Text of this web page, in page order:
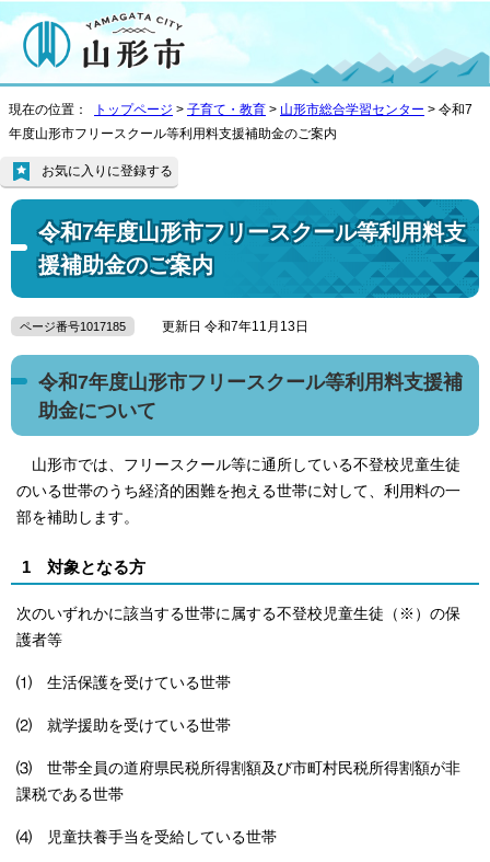
現在の位置： トップページ > 子育て・教育 > 山形市総合学習センター > 令和7
年度山形市フリースクール等利用料支援補助金のご案内
令和7年度山形市フリースクール等利用料支
援補助金のご案内
お気に入りに登録する
ページ番号1017185 更新日 令和7年11月13日
令和7年度山形市フリースクール等利用料支援補
助金について
山形市では、フリースクール等に通所している不登校児童生徒
のいる世帯のうち経済的困難を抱える世帯に対して、利用料の一
部を補助します。
1 対象となる方
次のいずれかに該当する世帯に属する不登校児童生徒（※）の保
護者等
⑴ 生活保護を受けている世帯
⑵ 就学援助を受けている世帯
⑶ 世帯全員の道府県民税所得割額及び市町村民税所得割額が非
課税である世帯
⑷ 児童扶養手当を受給している世帯